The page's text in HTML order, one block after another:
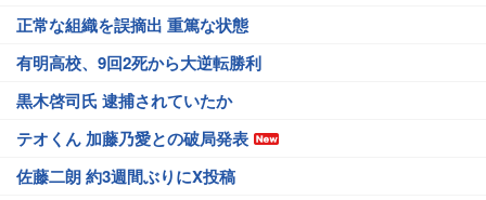
正常な組織を誤摘出 重篤な状態
有明高校、9回2死から大逆転勝利
黒木啓司氏 逮捕されていたか
テオくん 加藤乃愛との破局発表
佐藤二朗 約3週間ぶりにX投稿